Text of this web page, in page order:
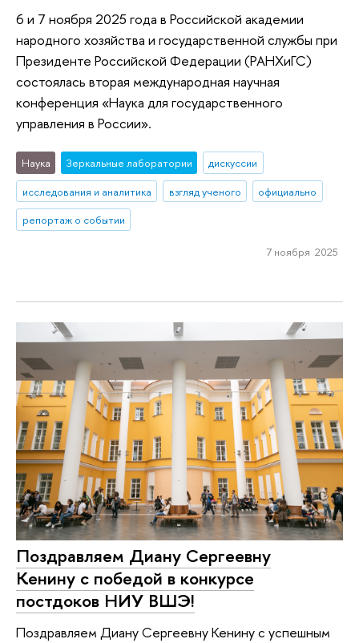
6 и 7 ноября 2025 года в Российской академии
народного хозяйства и государственной службы при
Президенте Российской Федерации (РАНХиГС)
состоялась вторая международная научная
конференция «Наука для государственного
управления в России».
Наука Зеркальные лаборатории
дискуссии
исследования и аналитика
взгляд ученого
официально
репортаж о событии
7 ноября 2025
Поздравляем Диану Сергеевну
Кенину с победой в конкурсе
постдоков НИУ ВШЭ!
Поздравляем Диану Сергеевну Кенину с успешным